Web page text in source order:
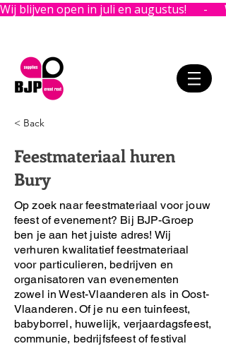
Wij blijven open in juli en augustus!      -
< Back
Feestmateriaal huren
Bury
Op zoek naar feestmateriaal voor jouw
feest of evenement? Bij BJP-Groep
ben je aan het juiste adres! Wij
verhuren kwalitatief feestmateriaal
voor particulieren, bedrijven en
organisatoren van evenementen
zowel in West-Vlaanderen als in Oost-
Vlaanderen. Of je nu een tuinfeest,
babyborrel, huwelijk, verjaardagsfeest,
communie, bedrijfsfeest of festival